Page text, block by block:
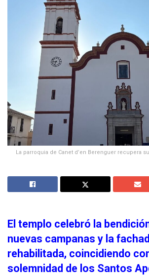
La parroquia de Canet d’en Berenguer recupera
El templo celebró la
nuevas campanas y la
rehabilitada, coincidiendo
solemnidad de los Santos